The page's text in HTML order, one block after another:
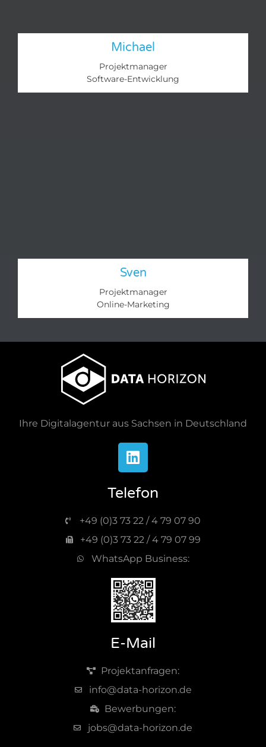
Michael
Projektmanager
Software-Entwicklung
Sven
Projektmanager
Online-Marketing​
Ihre Digitalagentur aus Sachsen in Deutschland
Telefon
+49 (0)3 73 22 / 4 79 07 90
+49 (0)3 73 22 / 4 79 07 99
WhatsApp Business:
E-Mail
Projektanfragen:
info@data-horizon.de
Bewerbungen:
jobs@data-horizon.de